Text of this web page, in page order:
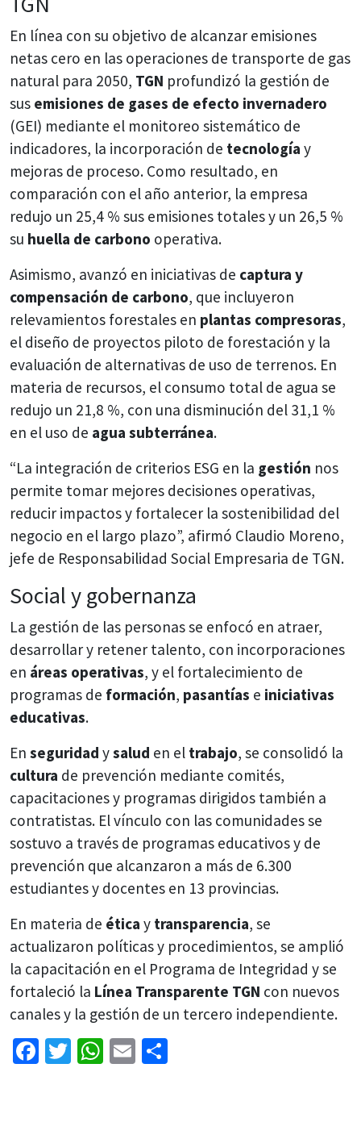
En línea con su objetivo de alcanzar emisiones
netas cero en las operaciones de transporte de gas
natural para 2050, TGN profundizó la gestión de
sus emisiones de gases de efecto invernadero
(GEI) mediante el monitoreo sistemático de
indicadores, la incorporación de tecnología y
mejoras de proceso. Como resultado, en
comparación con el año anterior, la empresa
redujo un 25,4 % sus emisiones totales y un 26,5 %
su huella de carbono operativa.
Asimismo, avanzó en iniciativas de captura y
compensación de carbono, que incluyeron
relevamientos forestales en plantas compresoras,
el diseño de proyectos piloto de forestación y la
evaluación de alternativas de uso de terrenos. En
materia de recursos, el consumo total de agua se
redujo un 21,8 %, con una disminución del 31,1 %
en el uso de agua subterránea.
“La integración de criterios ESG en la gestión nos
permite tomar mejores decisiones operativas,
reducir impactos y fortalecer la sostenibilidad del
negocio en el largo plazo”, afirmó Claudio Moreno,
jefe de Responsabilidad Social Empresaria de TGN.
Social y gobernanza
La gestión de las personas se enfocó en atraer,
desarrollar y retener talento, con incorporaciones
en áreas operativas, y el fortalecimiento de
programas de formación, pasantías e iniciativas
educativas.
En seguridad ysalud en el trabajo, se consolidó la
cultura de prevención mediante comités,
capacitaciones y programas dirigidos también a
contratistas. El vínculo con las comunidades se
sostuvo a través de programas educativos y de
prevención que alcanzaron a más de 6.300
estudiantes y docentes en 13 provincias.
En materia de ética y transparencia, se
actualizaron políticas y procedimientos, se amplió
la capacitación en el Programa de Integridad y se
fortaleció la Línea Transparente TGN con nuevos
canales y la gestión de un tercero independiente.
Facebook
Twitter
WhatsApp
Email